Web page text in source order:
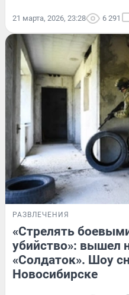
21 марта, 2026, 23:28 6 291
РАЗВЛЕЧЕНИЯ
«Стрелять
убийство»: вышел
«Солдаток». Шоу
Новосибирске